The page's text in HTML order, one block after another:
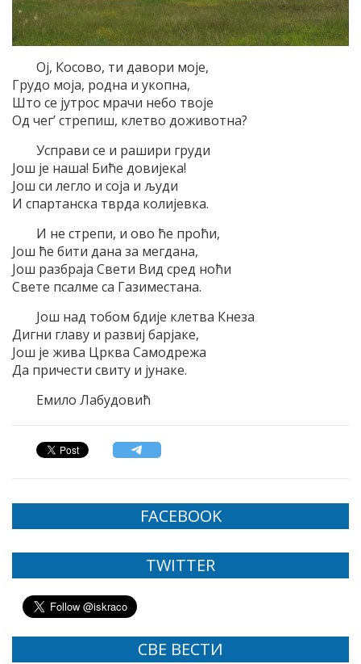
Ој, Косово, ти давори моје,
Грудо моја, родна и укопна,
Што се јутрос мрачи небо твоје
Од чег’ стрепиш, клетво доживотна?
Усправи се и рашири груди
Још је наша! Биће довијека!
Још си легло и соја и људи
И спартанска тврда колијевка.
И не стрепи, и ово ће проћи,
Још ће бити дана за мегдана,
Још разбраја Свети Вид сред ноћи
Свете псалме са Газиместана.
Још над тобом бдије клетва Кнеза
Дигни главу и развиј барјаке,
Још је жива Црква Самодрежа
Да причести свиту и јунаке.
Емило Лабудовић
FACEBOOK
TWITTER
СВЕ ВЕСТИ